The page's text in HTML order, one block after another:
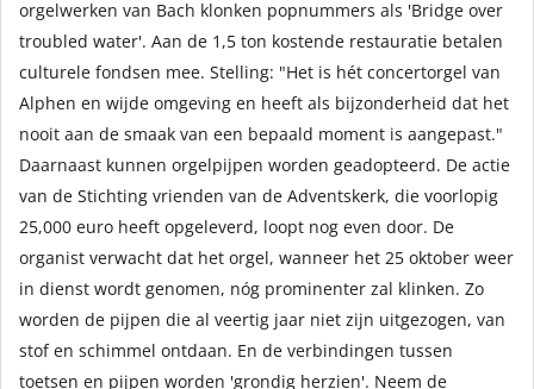
orgelwerken van Bach klonken popnummers als 'Bridge over
troubled water'. Aan de 1,5 ton kostende restauratie betalen
culturele fondsen mee. Stelling: "Het is hét concertorgel van
Alphen en wijde omgeving en heeft als bijzonderheid dat het
nooit aan de smaak van een bepaald moment is aangepast."
Daarnaast kunnen orgelpijpen worden geadopteerd. De actie
van de Stichting vrienden van de Adventskerk, die voorlopig
25,000 euro heeft opgeleverd, loopt nog even door. De
organist verwacht dat het orgel, wanneer het 25 oktober weer
in dienst wordt genomen, nóg prominenter zal klinken. Zo
worden de pijpen die al veertig jaar niet zijn uitgezogen, van
stof en schimmel ontdaan. En de verbindingen tussen
toetsen en pijpen worden 'grondig herzien'. Neem de